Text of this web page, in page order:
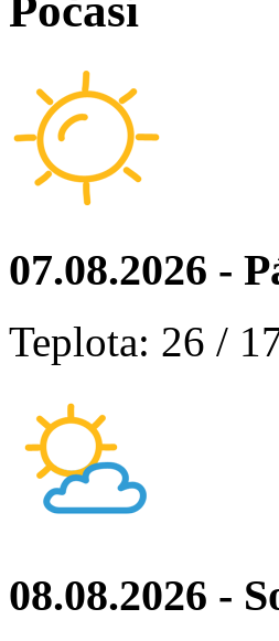
07.08.2026 -
Teplota: 26 /
08.08.2026 -